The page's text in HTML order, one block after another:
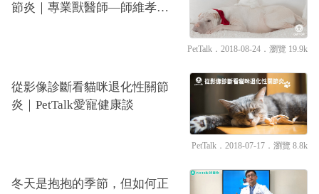
節炎｜專業獸醫師—師維孝醫
PetTalk ．2018-08-24． 瀏覽 19.9k
從影像診斷看貓咪退化性關節
炎｜PetTalk愛寵健康談
PetTalk ．2018-07-17． 瀏覽 8.8k
冬天是抱抱的季節，但如何正